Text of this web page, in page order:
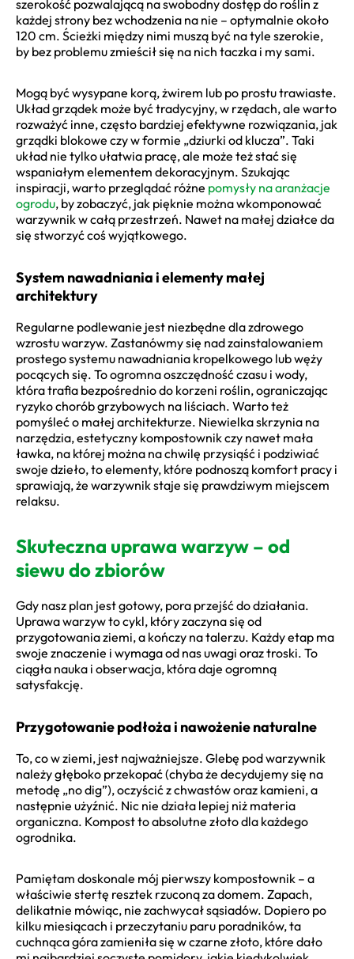
szerokość pozwalającą na swobodny dostęp do roślin z
każdej strony bez wchodzenia na nie – optymalnie około
120 cm. Ścieżki między nimi muszą być na tyle szerokie,
by bez problemu zmieścił się na nich taczka i my sami.
Mogą być wysypane korą, żwirem lub po prostu trawiaste.
Układ grządek może być tradycyjny, w rzędach, ale warto
rozważyć inne, często bardziej efektywne rozwiązania, jak
grządki blokowe czy w formie „dziurki od klucza”. Taki
układ nie tylko ułatwia pracę, ale może też stać się
wspaniałym elementem dekoracyjnym. Szukając
inspiracji, warto przeglądać różne pomysły na aranżacje
ogrodu, by zobaczyć, jak pięknie można wkomponować
warzywnik w całą przestrzeń. Nawet na małej działce da
się stworzyć coś wyjątkowego.
System nawadniania i elementy małej
architektury
Regularne podlewanie jest niezbędne dla zdrowego
wzrostu warzyw. Zastanówmy się nad zainstalowaniem
prostego systemu nawadniania kropelkowego lub węży
pocących się. To ogromna oszczędność czasu i wody,
która trafia bezpośrednio do korzeni roślin, ograniczając
ryzyko chorób grzybowych na liściach. Warto też
pomyśleć o małej architekturze. Niewielka skrzynia na
narzędzia, estetyczny kompostownik czy nawet mała
ławka, na której można na chwilę przysiąść i podziwiać
swoje dzieło, to elementy, które podnoszą komfort pracy i
sprawiają, że warzywnik staje się prawdziwym miejscem
relaksu.
Skuteczna uprawa warzyw – od
siewu do zbiorów
Gdy nasz plan jest gotowy, pora przejść do działania.
Uprawa warzyw to cykl, który zaczyna się od
przygotowania ziemi, a kończy na talerzu. Każdy etap ma
swoje znaczenie i wymaga od nas uwagi oraz troski. To
ciągła nauka i obserwacja, która daje ogromną
satysfakcję.
Przygotowanie podłoża i nawożenie naturalne
To, co w ziemi, jest najważniejsze. Glebę pod warzywnik
należy głęboko przekopać (chyba że decydujemy się na
metodę „no dig”), oczyścić z chwastów oraz kamieni, a
następnie użyźnić. Nic nie działa lepiej niż materia
organiczna. Kompost to absolutne złoto dla każdego
ogrodnika.
Pamiętam doskonale mój pierwszy kompostownik – a
właściwie stertę resztek rzuconą za domem. Zapach,
delikatnie mówiąc, nie zachwycał sąsiadów. Dopiero po
kilku miesiącach i przeczytaniu paru poradników, ta
cuchnąca góra zamieniła się w czarne złoto, które dało